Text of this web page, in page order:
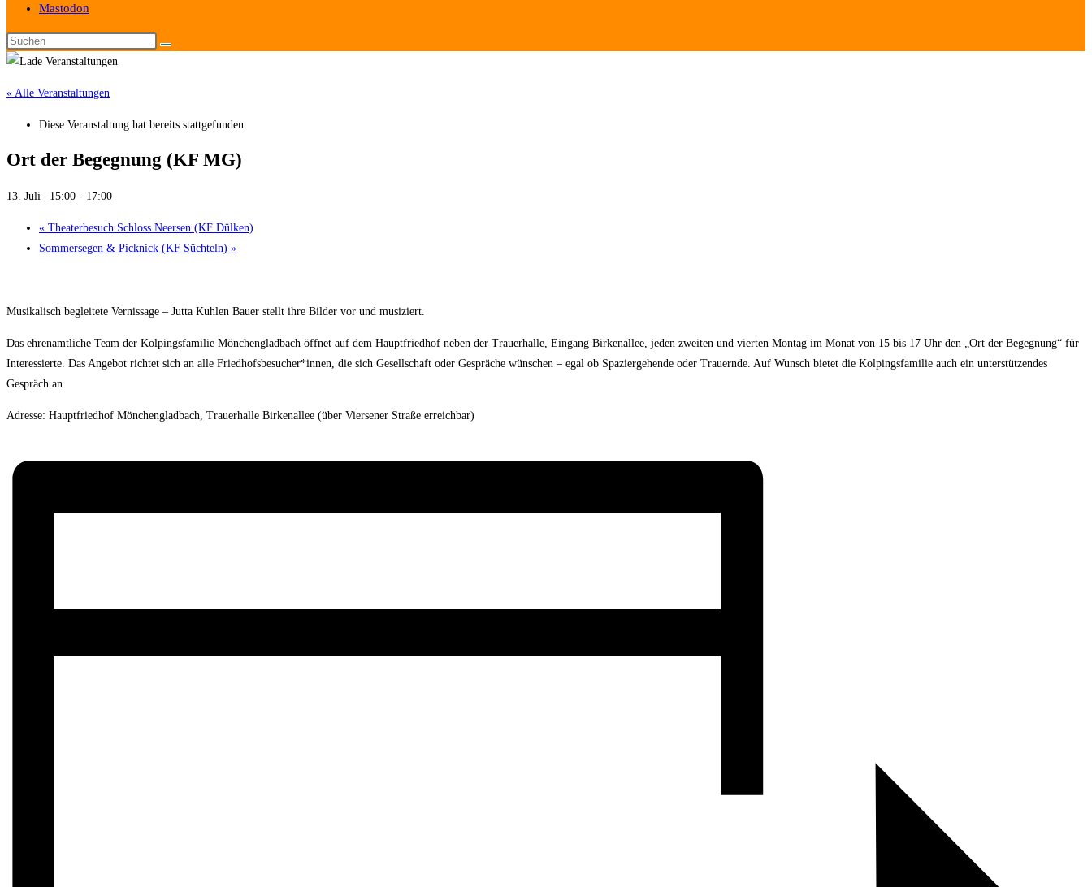
Mastodon
« Alle Veranstaltungen
Diese Veranstaltung hat bereits stattgefunden.
Ort der Begegnung (KF MG)
13. Juli | 15:00 - 17:00
« Theaterbesuch Schloss Neersen (KF Dülken)
Sommersegen & Picknick (KF Süchteln) »
Musikalisch begleitete Vernissage – Jutta Kuhlen Bauer stellt ihre Bilder vor und musiziert.
Das ehrenamtliche Team der Kolpingsfamilie Mönchengladbach öffnet auf dem Hauptfriedhof neben der Trauerhalle, Eingang Birkenallee, jeden zweiten und vierten Montag im Monat von 15 bis 17 Uhr den „Ort der Begegnung“ für
Interessierte. Das Angebot richtet sich an alle Friedhofsbesucher*innen, die sich Gesellschaft oder Gespräche wünschen – egal ob Spaziergehende oder Trauernde. Auf Wunsch bietet die Kolpingsfamilie auch ein unterstützendes
Gespräch an.
Adresse: Hauptfriedhof Mönchengladbach, Trauerhalle Birkenallee (über Viersener Straße erreichbar)